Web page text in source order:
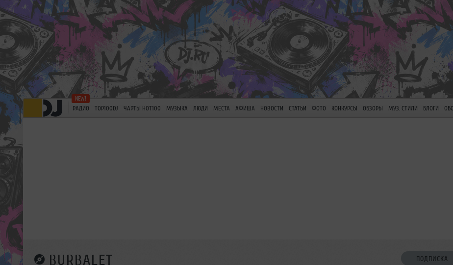
РАДИО TOP100DJ ЧАРТЫ HOT100 МУЗЫКА ЛЮДИ МЕСТА АФИША НОВОСТИ СТАТЬИ ФОТО КОНКУРСЫ ОБЗОРЫ МУЗ. СТИЛИ БЛОГИ
BURBALET ПОДПИСКА